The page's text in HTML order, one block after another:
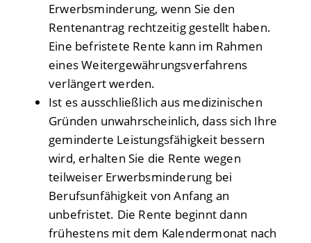
Erwerbsminderung, wenn Sie den
Rentenantrag rechtzeitig gestellt haben.
Eine befristete Rente kann im Rahmen
eines Weitergewährungsverfahrens
verlängert werden.
Ist es ausschließlich aus medizinischen
Gründen unwahrscheinlich, dass sich Ihre
geminderte Leistungsfähigkeit bessern
wird, erhalten Sie die Rente wegen
teilweiser Erwerbsminderung bei
Berufsunfähigkeit von Anfang an
unbefristet. Die Rente beginnt dann
frühestens mit dem Kalendermonat nach